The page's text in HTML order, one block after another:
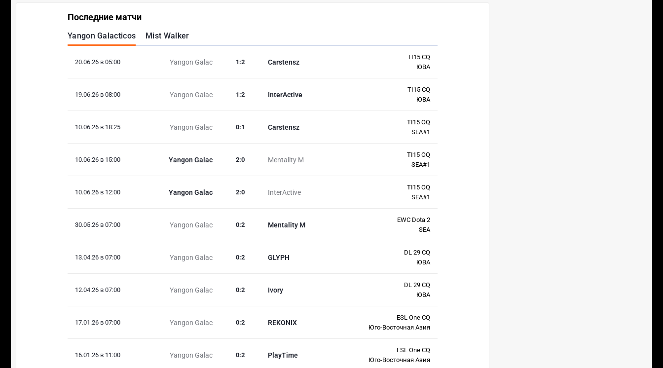
Последние матчи
Yangon Galacticos Mist Walker
20.06.26 в 05:00 Yangon Galac Carstensz
1 :2
TI15 CQ
ЮВА
19.06.26 в 08:00 Yangon Galac InterActive
1 :2
TI15 CQ
ЮВА
10.06.26 в 18:25 Yangon Galac Carstensz
0:1
TI15 OQ
SEA#1
10.06.26 в 15:00 Yangon Galac Mentality M
2:0
TI15 OQ
SEA#1
10.06.26 в 12:00 Yangon Galac InterActive
2:0
TI15 OQ
SEA#1
30.05.26 в 07:00 Yangon Galac Mentality M
0:2
EWC Dota 2
SEA
13.04.26 в 07:00 Yangon Galac GLYPH
0:2
DL 29 CQ
ЮВА
12.04.26 в 07:00 Yangon Galac Ivory
0:2
DL 29 CQ
ЮВА
17.01.26 в 07:00 Yangon Galac REKONIX
0:2
ESL One CQ
Юго-Восточная Азия
16.01.26 в 11:00 Yangon Galac PlayTime
0:2
ESL One CQ
Юго-Восточная Азия